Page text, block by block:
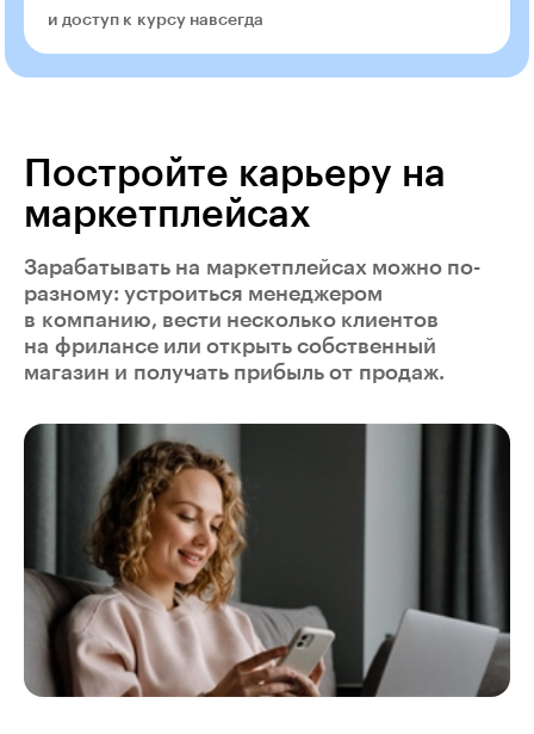
и доступ к курсу навсегда
Постройте карьеру на
маркетплейсах
Зарабатывать на маркетплейсах можно по-
разному: устроиться менеджером
в компанию, вести несколько клиентов
на фрилансе или открыть собственный
магазин и получать прибыль от продаж.